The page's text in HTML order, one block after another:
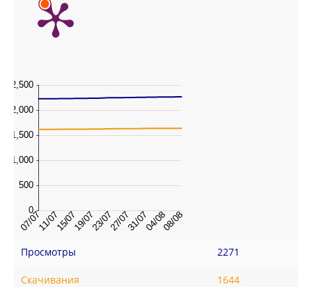
Просмотры 2271
Скачивания 1644